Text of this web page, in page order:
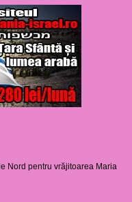
Nord pentru vrăjitoarea Maria